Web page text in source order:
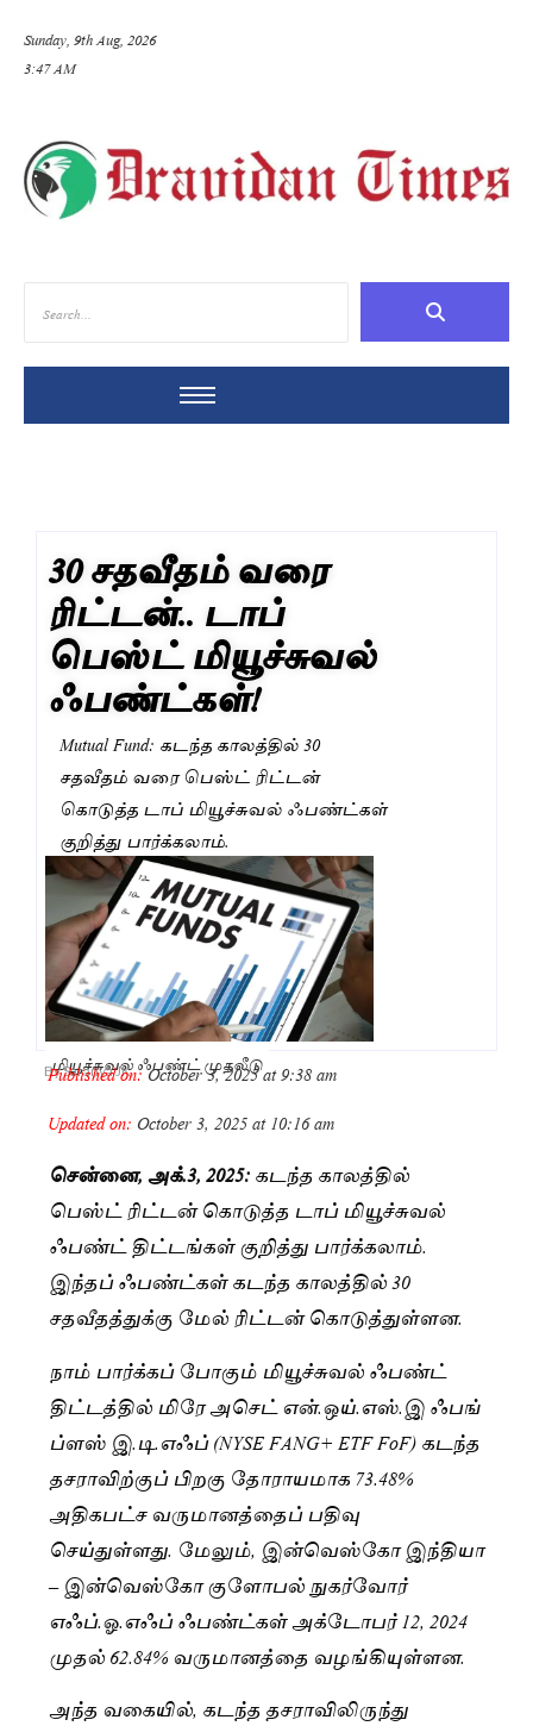
Sunday, 9th Aug, 2026
3:47 AM
30 சதவீதம் வரை
ரிட்டன்.. டாப்
பெஸ்ட் மியூச்சுவல்
ஃபண்ட்கள்!
Mutual Fund: கடந்த காலத்தில் 30
சதவீதம் வரை பெஸ்ட் ரிட்டன்
கொடுத்த டாப் மியூச்சுவல் ஃபண்ட்கள்
குறித்து பார்க்கலாம்.
மியூச்சுவல் ஃபண்ட் முதலீடு
BySaranya JK
Published on:October 3, 2025 at 9:38 am
Updated on: October 3, 2025 at 10:16 am
சென்னை, அக்.3, 2025:கடந்த காலத்தில்
பெஸ்ட் ரிட்டன் கொடுத்த டாப் மியூச்சுவல்
ஃபண்ட் திட்டங்கள் குறித்து பார்க்கலாம்.
இந்தப் ஃபண்ட்கள் கடந்த காலத்தில் 30
சதவீதத்துக்கு மேல் ரிட்டன் கொடுத்துள்ளன.
நாம் பார்க்கப் போகும் மியூச்சுவல் ஃபண்ட்
திட்டத்தில் மிரே அசெட் என்.ஒய்.எஸ்.இ ஃபங்
ப்ளஸ் இ.டி.எஃப் (NYSE FANG+ ETF FoF) கடந்த
தசராவிற்குப் பிறகு தோராயமாக 73.48%
அதிகபட்ச வருமானத்தைப் பதிவு
செய்துள்ளது. மேலும், இன்வெஸ்கோ இந்தியா
– இன்வெஸ்கோ குளோபல் நுகர்வோர்
எஃப்.ஓ.எஃப் ஃபண்ட்கள் அக்டோபர் 12, 2024
முதல் 62.84% வருமானத்தை வழங்கியுள்ளன.
அந்த வகையில், கடந்த தசராவிலிருந்து